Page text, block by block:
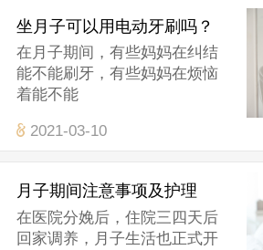
坐月子可以用电动牙刷吗？
在月子期间，有些妈妈在纠结
能不能刷牙，有些妈妈在烦恼
着能不能
2021-03-10
月子期间注意事项及护理
在医院分娩后，住院三四天后
回家调养，月子生活也正式开